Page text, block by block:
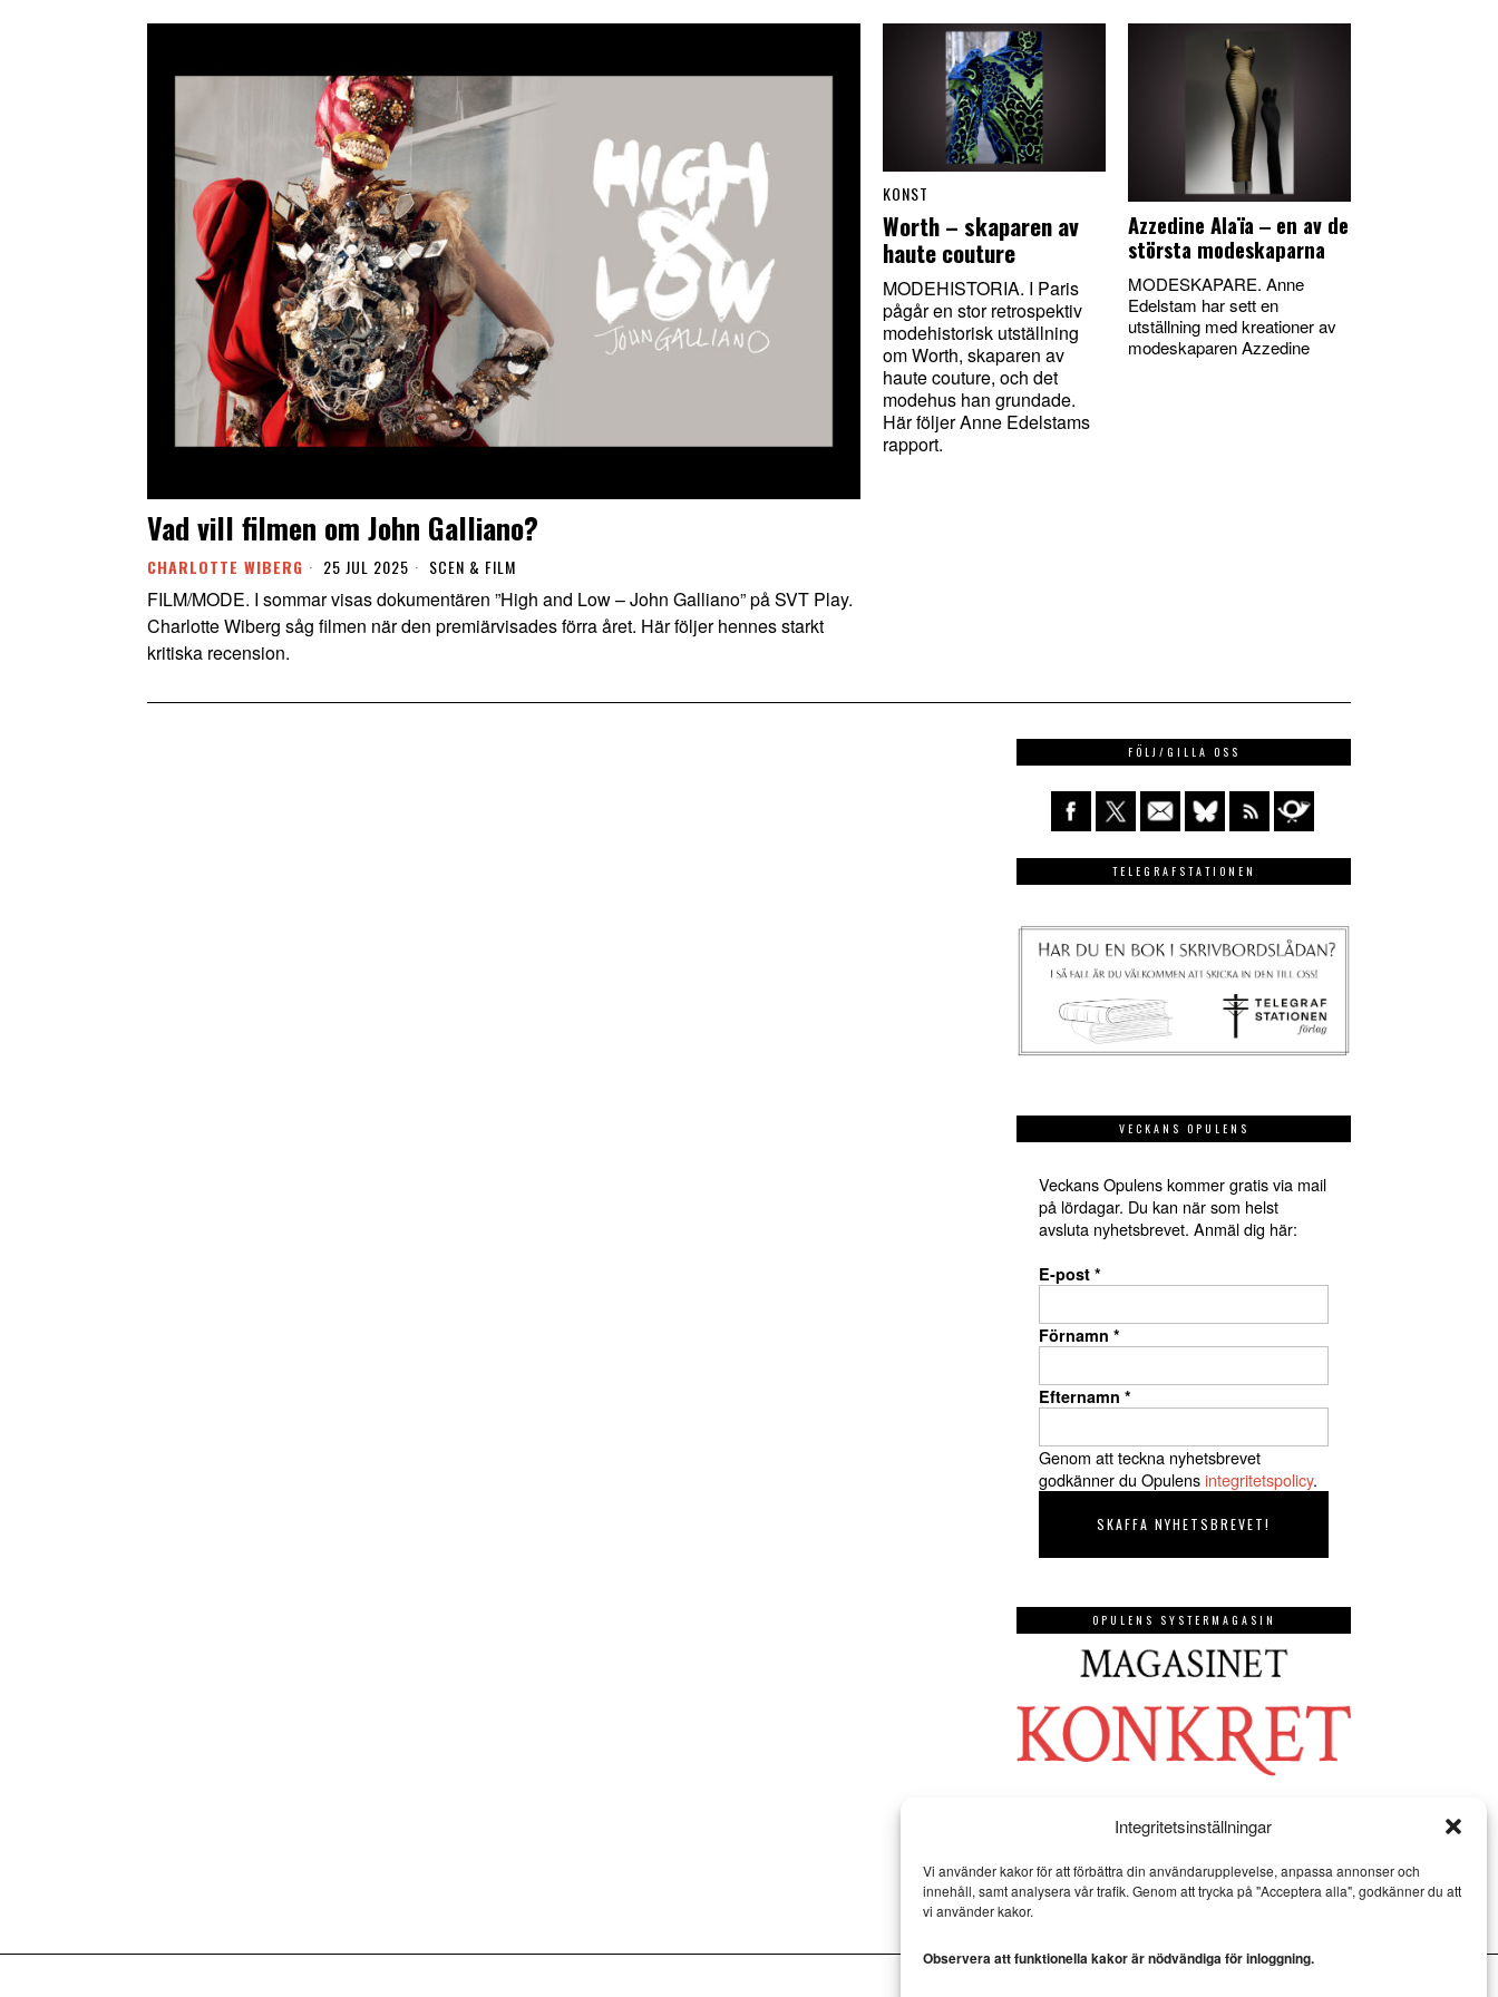
Integritetsinställningar
Vi använder kakor för att förbättra din användarupplevelse, anpassa annonser och
innehåll, samt analysera vår trafik. Genom att trycka på "Acceptera alla", godkänner du att
vi använder kakor.
Observera att funktionella kakor är nödvändiga för inloggning.
Vad vill filmen om John Galliano?
CHARLOTTE WIBERG 25 JUL 2025 SCEN & FILM
FILM/MODE. I sommar visas dokumentären ”High and Low – John Galliano” på SVT Play.
Charlotte Wiberg såg filmen när den premiärvisades förra året. Här följer hennes starkt
kritiska recension.
KONST
Worth – skaparen av
haute couture
MODEHISTORIA. I Paris
pågår en stor retrospektiv
modehistorisk utställning
om Worth, skaparen av
haute couture, och det
modehus han grundade.
Här följer Anne Edelstams
rapport.
Azzedine Alaïa ‒ en av de
största modeskaparna
MODESKAPARE. Anne
Edelstam har sett en
utställning med kreationer av
modeskaparen Azzedine
FÖLJ/GILLA OSS
TELEGRAFSTATIONEN
VECKANS OPULENS
Veckans Opulens kommer gratis via mail
på lördagar. Du kan när som helst
avsluta nyhetsbrevet. Anmäl dig här:
E-post *
Förnamn *
Efternamn *
Genom att teckna nyhetsbrevet
godkänner du Opulensintegritetspolicy.
OPULENS SYSTERMAGASIN